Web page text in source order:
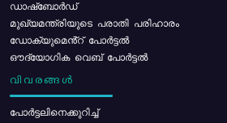
ഡാഷ്ബോർഡ്
മുഖ്യമന്ത്രിയുടെ പരാതി പരിഹാരം
ഡോക്യുമെൻ്റ് പോർട്ടൽ
ഔദ്യോഗിക വെബ് പോർട്ടൽ
വിവരങ്ങൾ
പോര്‍ട്ടലിനെക്കുറിച്ച്